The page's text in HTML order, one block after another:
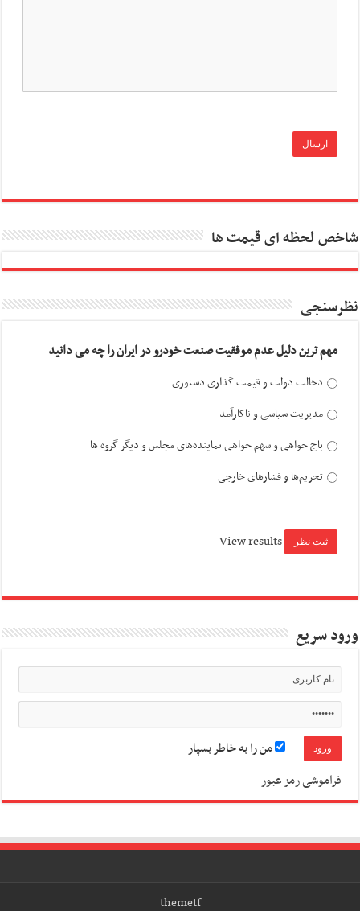
شاخص لحظه ای قیمت ها
نظرسنجی
مهم ترین دلیل عدم موفقیت صنعت خودرو در ایران را چه می دانید
دخالت دولت و قیمت گذاری دستوری
مدیریت سیاسی و ناکارآمد
باج خواهی و سهم خواهی نماینده‌های مجلس و دیگر گروه ها
تحریم‌ها و فشارهای خارجی
View results
ورود سریع
من را به خاطر بسپار
فراموشی رمز عبور
themetf